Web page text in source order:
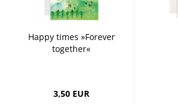
Happy times »Forever
together«
3,50 EUR